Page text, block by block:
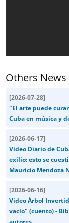
Others News
[2026-07-28]
"El arte puede
Cuba en música y
[2026-06-17]
Video Diario de
exilio: esto se
Mauricio Mendoza
[2026-06-16]
Video Árbol
vacío" (cuento) -